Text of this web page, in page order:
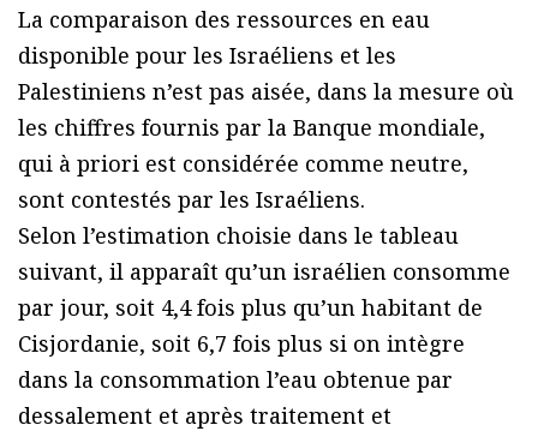
La comparaison des ressources en eau
disponible pour les Israéliens et les
Palestiniens n’est pas aisée, dans la mesure où
les chiffres fournis par la Banque mondiale,
qui à priori est considérée comme neutre,
sont contestés par les Israéliens.
Selon l’estimation choisie dans le tableau
suivant, il apparaît qu’un israélien consomme
par jour, soit 4,4 fois plus qu’un habitant de
Cisjordanie, soit 6,7 fois plus si on intègre
dans la consommation l’eau obtenue par
dessalement et après traitement et